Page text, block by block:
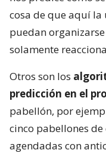
cosa de que aquí
puedan
solamente
Otros son los
predicción en el
pabellón, por
cinco pabellones
agendadas con